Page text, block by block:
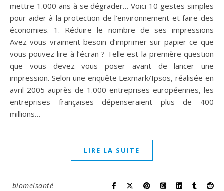
mettre 1.000 ans à se dégrader… Voici 10 gestes simples
pour aider à la protection de l’environnement et faire des
économies. 1. Réduire le nombre de ses impressions
Avez-vous vraiment besoin d’imprimer sur papier ce que
vous pouvez lire à l’écran ? Telle est la première question
que vous devez vous poser avant de lancer une
impression. Selon une enquête Lexmark/Ipsos, réalisée en
avril 2005 auprès de 1.000 entreprises européennes, les
entreprises françaises dépenseraient plus de 400
millions…
LIRE LA SUITE
biomelsanté